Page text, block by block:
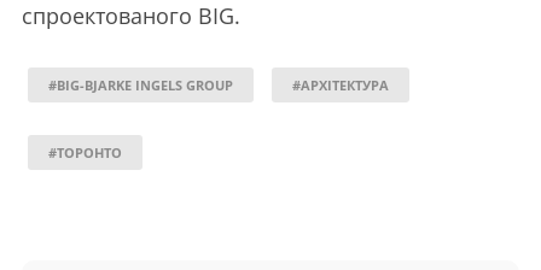
спроектованого BIG.
#BIG-BJARKE INGELS GROUP #АРХІТЕКТУРА
#ТОРОНТО